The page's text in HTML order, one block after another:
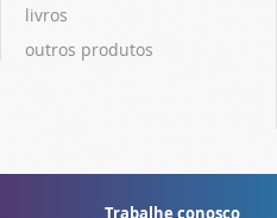
livros
outros produtos
Trabalhe conosco